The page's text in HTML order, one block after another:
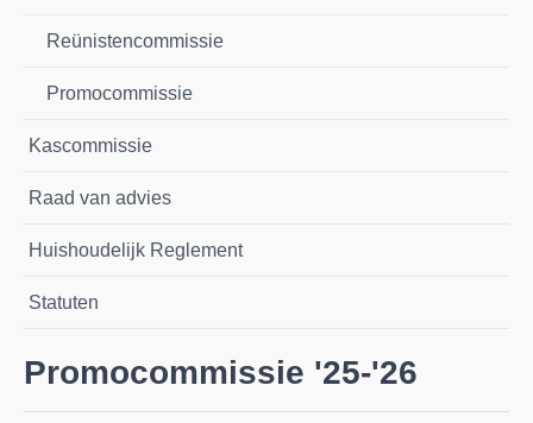
Reünistencommissie
Promocommissie
Kascommissie
Raad van advies
Huishoudelijk Reglement
Statuten
Promocommissie '25-'26